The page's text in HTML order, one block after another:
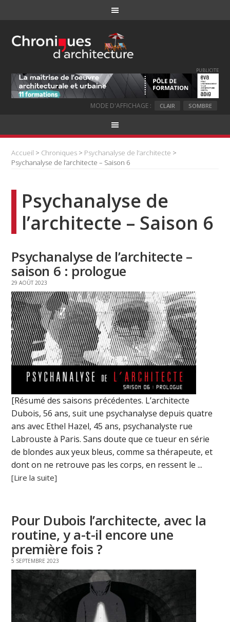
PUBLICITE
MODE D'AFFICHAGE : CLAIR SOMBRE
Accueil > Chroniques > Psychanalyse de l'architecte >
Psychanalyse de l’architecte – Saison 6
Psychanalyse de
l’architecte – Saison 6
Psychanalyse de l’architecte –
saison 6 : prologue
29 AOÛT 2023
[Résumé des saisons précédentes. L’architecte
Dubois, 56 ans, suit une psychanalyse depuis quatre
ans avec Ethel Hazel, 45 ans, psychanalyste rue
Labrouste à Paris. Sans doute que ce tueur en série
de blondes aux yeux bleus, comme sa thérapeute, et
dont on ne retrouve pas les corps, en ressent le ...
[Lire la suite]
Pour Dubois l’architecte, avec la
routine, y a-t-il encore une
première fois ?
5 SEPTEMBRE 2023